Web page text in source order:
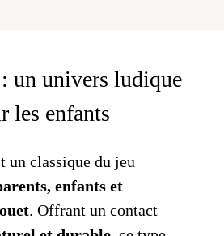
un univers ludique
les enfants
un classique du jeu
enfants et
. Offrant un contact